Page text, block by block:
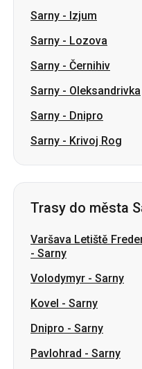
Sarny - Izjum
Sarny - Lozova
Sarny - Černihiv
Sarny - Oleksandrivka
Sarny - Dnipro
Sarny - Krivoj Rog
Trasy do města
Varšava Letiště
- Sarny
Volodymyr - Sarny
Kovel - Sarny
Dnipro - Sarny
Pavlohrad - Sarny